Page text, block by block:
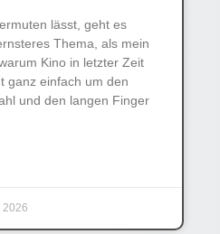
lässt, geht es
Thema, als mein
Kino in letzter Zeit
ganz einfach um den
und den langen Finger
2026